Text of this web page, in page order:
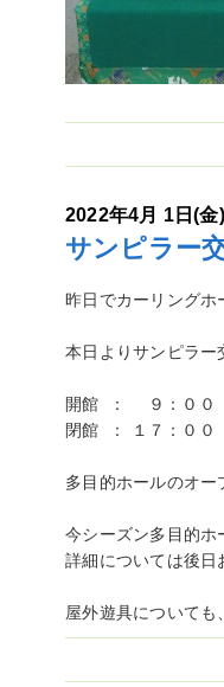
2022年4月 1日(金)
サンピラー
昨日でカーリングホ
本日よりサンピラー
開館 ： ９：００
閉館 ： １７：００
多目的ホールのオ
今シーズン多目的ホ
詳細については後日
屋外遊具について